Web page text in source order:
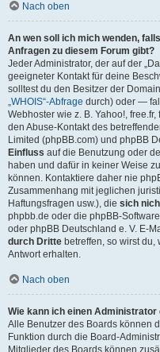
Nach oben
An wen soll ich mich wenden,
Anfragen zu diesem Forum gibt?
Jeder Administrator, der auf der
geeigneter Kontakt für deine
solltest du den Besitzer der
„WHOIS“-Abfrage durch) oder —
Webhoster wie z. B. Yahoo!,
den Abuse-Kontakt des
Limited (phpBB.com) und phpBB
Einfluss auf die Benutzung oder
haben und dafür in keiner Weise
können. Kontaktiere daher nie
Zusammenhang mit jeglichen
Haftungsfragen usw.), die sich
phpbb.de oder die phpBB-
oder phpBB Deutschland e. V. E-
durch Dritte betreffen, so wirst
Antwort erhalten.
Nach oben
Wie kann ich einen
Alle Benutzer des Boards können
Funktion durch die Board-
Mitglieder des Boards können